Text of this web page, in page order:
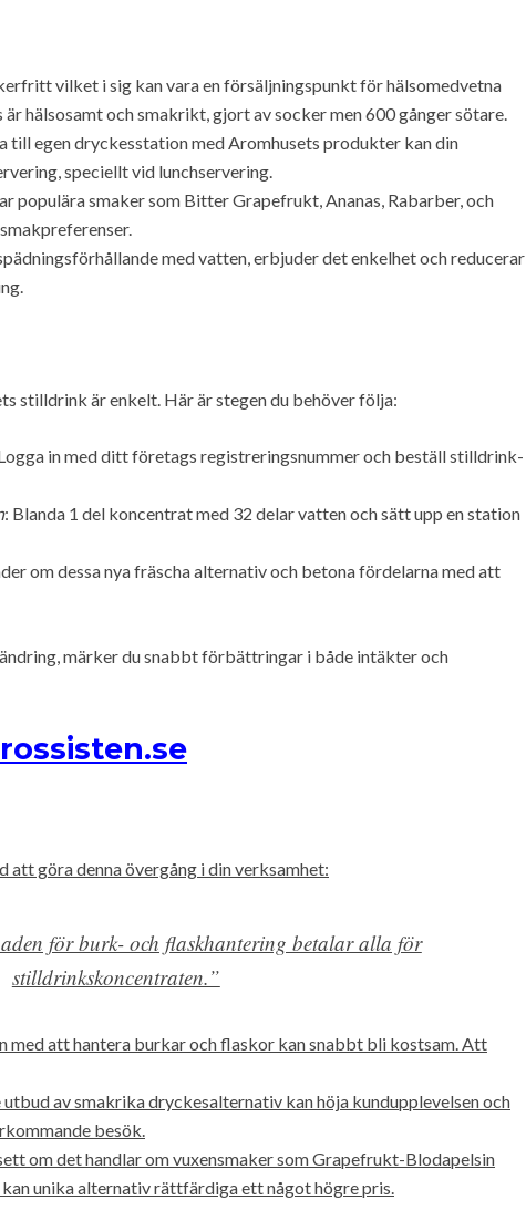
vilket i sig kan vara en försäljningspunkt för hälsomedvetna
är hälsosamt och smakrikt, gjort av socker men 600 gånger sötare.
till egen dryckesstation med Aromhusets produkter kan din
speciellt vid lunchservering.
populära smaker som Bitter Grapefrukt, Ananas, Rabarber, och
med vatten, erbjuder det enkelhet och reducerar
stilldrink är enkelt. Här är stegen du behöver följa:
in med ditt företags registreringsnummer och beställ stilldrink-
: Blanda 1 del koncentrat med 32 delar vatten och sätt upp en station
om dessa nya fräscha alternativ och betona fördelarna med att
märker du snabbt förbättringar i både intäkter och
göra denna övergång i din verksamhet:
för burk- och flaskhantering betalar alla för
stilldrinkskoncentraten.”
med att hantera burkar och flaskor kan snabbt bli kostsam. Att
av smakrika dryckesalternativ kan höja kundupplevelsen och
besök.
om det handlar om vuxensmaker som Grapefrukt-Blodapelsin
unika alternativ rättfärdiga ett något högre pris.